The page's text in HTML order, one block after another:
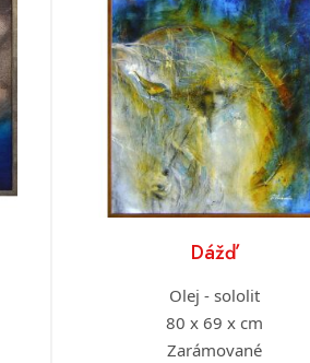
Dážď
Olej - sololit
80 x 69 x cm
Zarámované